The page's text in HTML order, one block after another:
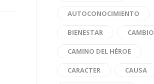
AUTOCONOCIMIENTO
BIENESTAR CAMBIO
CAMINO DEL HÉROE
CARACTER CAUSA